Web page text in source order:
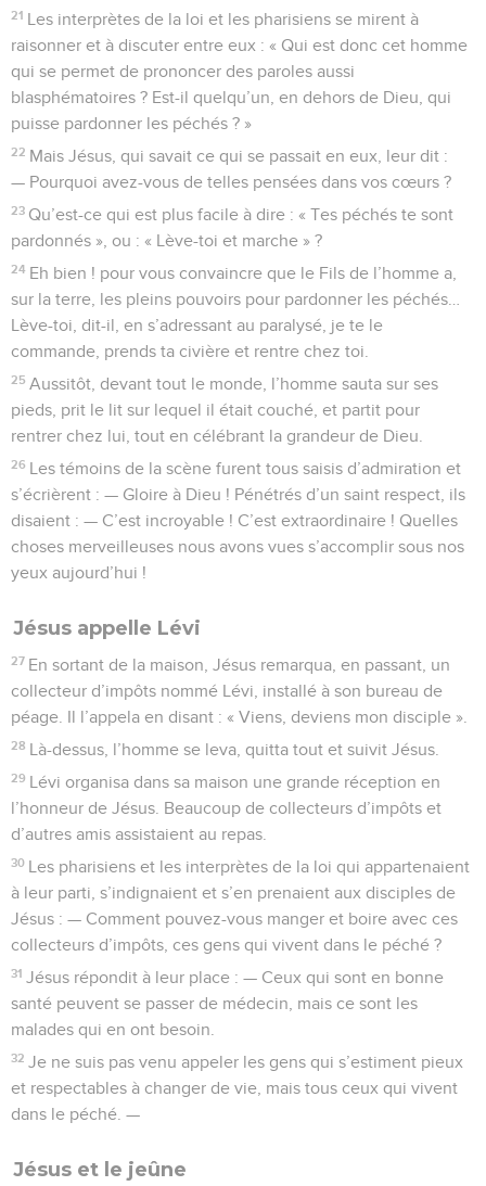
21 Les interprètes de la loi et les pharisiens se mirent à
raisonner et à discuter entre eux : « Qui est donc cet homme
qui se permet de prononcer des paroles aussi
blasphématoires ? Est-il quelqu’un, en dehors de Dieu, qui
puisse pardonner les péchés ? »
22 Mais Jésus, qui savait ce qui se passait en eux, leur dit :
— Pourquoi avez-vous de telles pensées dans vos cœurs ?
23 Qu’est-ce qui est plus facile à dire : « Tes péchés te sont
pardonnés », ou : « Lève-toi et marche » ?
24 Eh bien ! pour vous convaincre que le Fils de l’homme a,
sur la terre, les pleins pouvoirs pour pardonner les péchés…
Lève-toi, dit-il, en s’adressant au paralysé, je te le
commande, prends ta civière et rentre chez toi.
25 Aussitôt, devant tout le monde, l’homme sauta sur ses
pieds, prit le lit sur lequel il était couché, et partit pour
rentrer chez lui, tout en célébrant la grandeur de Dieu.
26 Les témoins de la scène furent tous saisis d’admiration et
s’écrièrent : — Gloire à Dieu ! Pénétrés d’un saint respect, ils
disaient : — C’est incroyable ! C’est extraordinaire ! Quelles
choses merveilleuses nous avons vues s’accomplir sous nos
yeux aujourd’hui !
Jésus appelle Lévi
27 En sortant de la maison, Jésus remarqua, en passant, un
collecteur d’impôts nommé Lévi, installé à son bureau de
péage. Il l’appela en disant : « Viens, deviens mon disciple ».
28 Là-dessus, l’homme se leva, quitta tout et suivit Jésus.
29 Lévi organisa dans sa maison une grande réception en
l’honneur de Jésus. Beaucoup de collecteurs d’impôts et
d’autres amis assistaient au repas.
30 Les pharisiens et les interprètes de la loi qui appartenaient
à leur parti, s’indignaient et s’en prenaient aux disciples de
Jésus : — Comment pouvez-vous manger et boire avec ces
collecteurs d’impôts, ces gens qui vivent dans le péché ?
31 Jésus répondit à leur place : — Ceux qui sont en bonne
santé peuvent se passer de médecin, mais ce sont les
malades qui en ont besoin.
32 Je ne suis pas venu appeler les gens qui s’estiment pieux
et respectables à changer de vie, mais tous ceux qui vivent
dans le péché. —
Jésus et le jeûne